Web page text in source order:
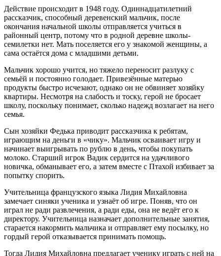
Действие происходит в 1948 году. Одиннадцатилетний
рассказчик, способный деревенский мальчик, после
окончания начальной школы отправляется учиться в
районный центр, потому что в родной деревне школы-
семилетки нет. Мать поселяется его у знакомой женщины, а
сама остаётся дома с младшими детьми.
Мальчик хорошо учится, но тяжело переносит разлуку с
семьёй и постоянно голодает. Привезённые матерью
продукты быстро исчезают, однако он не обвиняет хозяйку
квартиры. Несмотря на слабость и тоску, герой не бросает
школу, поскольку понимает, сколько надежд возлагает на него
семья.
Сын хозяйки Федька приводит рассказчика к ребятам,
играющим на деньги в «чику». Мальчик осваивает игру и
начинает выигрывать по рублю в день, чтобы покупать
молоко. Старший игрок Вадик сердится на удачливого
новичка, обманывает его, а затем вместе с Птахой избивает за
попытку спорить.
Учительница французского языка Лидия Михайловна
замечает синяки ученика и узнаёт об игре. Поняв, что он
играл не ради развлечения, а ради еды, она не ведёт его к
директору. Учительница назначает дополнительные занятия,
старается накормить мальчика и отправляет ему посылку, но
гордый герой отказывается принимать помощь.
Тогда Лидия Михайловна предлагает ученику играть с ней на